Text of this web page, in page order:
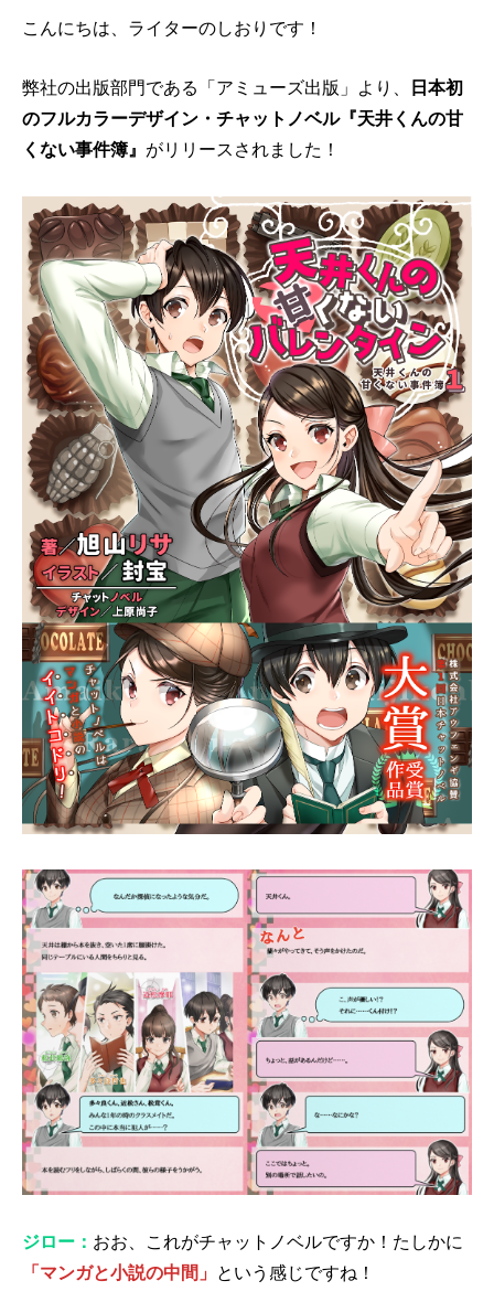
こんにちは、ライターのしおりです！
弊社の出版部門である「アミューズ出版」より、
日本初
のフルカラーデザイン・チャットノベル『天井くんの甘
くない事件簿』 がリリースされました！
ジロー： おお、これがチャットノベルですか！たしかに
「マンガと小説の中間」
という感じですね！